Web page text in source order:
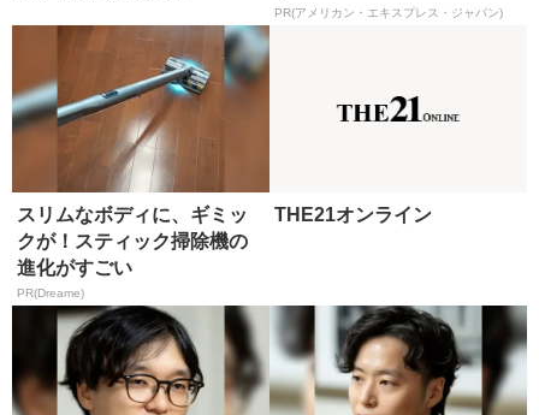
PR(アメリカン・エキスプレス・ジャパン)
スリムなボディに、ギミッ
クが！スティック掃除機の
進化がすごい
PR(Dreame)
THE21オンライン